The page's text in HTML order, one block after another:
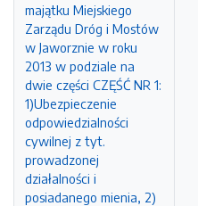
majątku Miejskiego
Zarządu Dróg i Mostów
w Jaworznie w roku
2013 w podziale na
dwie części CZĘŚĆ NR 1:
1)Ubezpieczenie
odpowiedzialności
cywilnej z tyt.
prowadzonej
działalności i
posiadanego mienia, 2)